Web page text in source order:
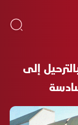
بالترحيل إلى